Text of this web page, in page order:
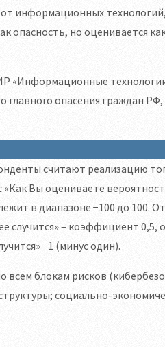
информационных
опасность, но оценивается
«Информационные
главного опасения граждан
считают реализацию
Вы оцениваете
в диапазоне −100 до 100.
случится» – коэффициент 0,5,
−1 (минус один).
всем блокам рисков
социально-